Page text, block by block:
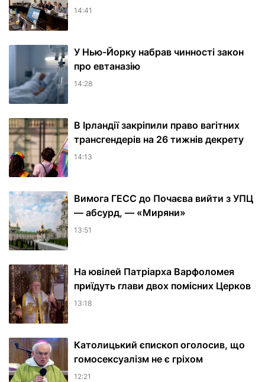
14:41
У Нью-Йорку набрав чинності закон
про евтаназію
14:28
В Ірландії закріпили право вагітних
трансгендерів на 26 тижнів декрету
14:13
Вимога ГЕСС до Почаєва вийти з УПЦ
— абсурд, — «Миряни»
13:51
На ювілей Патріарха Варфоломея
приїдуть глави двох помісних Церков
13:18
Католицький єпископ оголосив, що
гомосексуалізм не є гріхом
12:21